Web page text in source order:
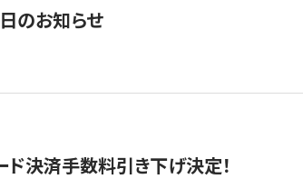
のお知らせ
ド決済手数料引き下げ決定！